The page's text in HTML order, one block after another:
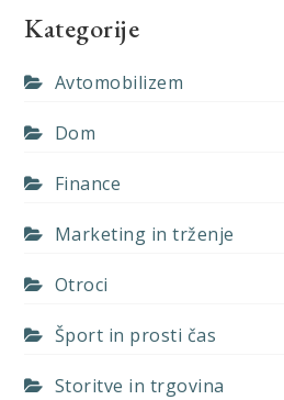
Kategorije
Avtomobilizem
Dom
Finance
Marketing in trženje
Otroci
Šport in prosti čas
Storitve in trgovina